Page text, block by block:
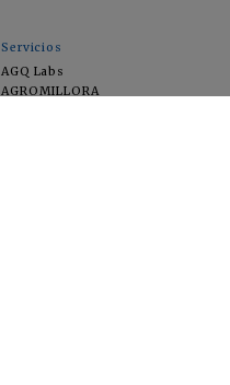
Servicios
AGQ Labs
AGROMILLORA